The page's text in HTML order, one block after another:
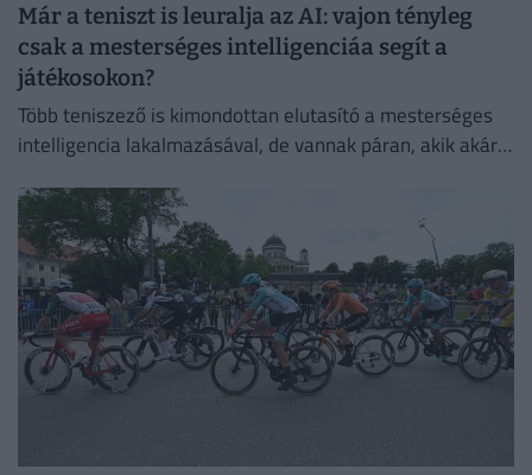
Már a teniszt is leuralja az AI: vajon tényleg
csak a mesterséges intelligenciáa segít a
játékosokon?
Több teniszező is kimondottan elutasító a mesterséges
intelligencia lakalmazásával, de vannak páran, akik akár a